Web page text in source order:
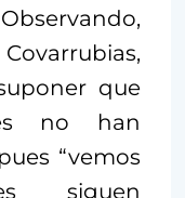
que
no han
“vemos
siguen